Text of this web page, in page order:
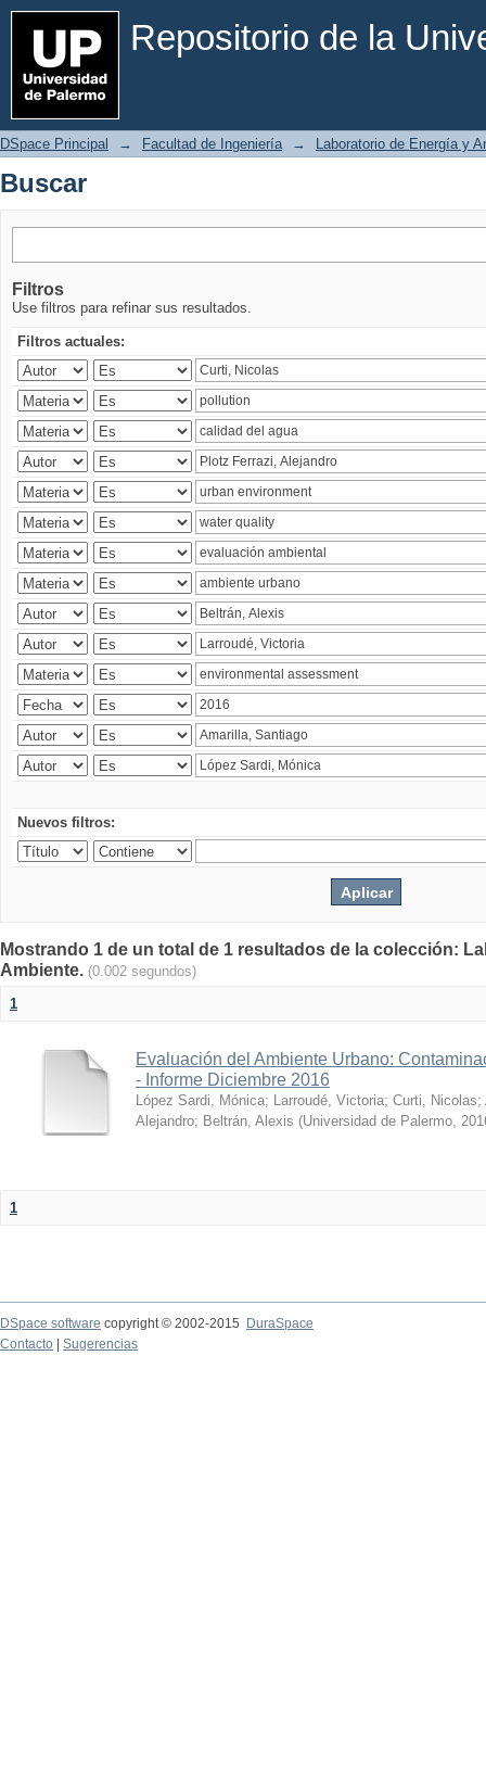
Repositorio de la
Buscar
DSpace Principal → Facultad de Ingeniería → Laboratorio de Energía y
Buscar
Filtros
Use filtros para refinar sus resultados.
Filtros actuales:
Nuevos filtros:
Mostrando 1 de un total de 1 resultados de la colección:
Ambiente. (0.002 segundos)
1
Evaluación del Ambiente Urbano:
- Informe Diciembre 2016
López Sardi, Mónica; Larroudé, Victoria; Curti, Nicolas;
Alejandro; Beltrán, Alexis (Universidad de Palermo,
1
DSpace software copyright © 2002-2015
DuraSpace
Contacto
Sugerencias